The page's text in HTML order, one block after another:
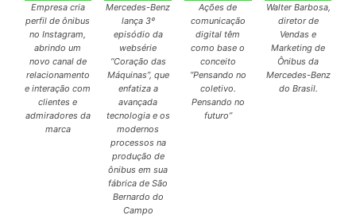
Empresa cria
perfil de ônibus
no Instagram,
abrindo um
novo canal de
relacionamento
e interação com
clientes e
admiradores da
marca
Mercedes-Benz
lança 3º
episódio da
websérie
“Coração das
Máquinas”, que
enfatiza a
avançada
tecnologia e os
modernos
processos na
produção de
ônibus em sua
fábrica de São
Bernardo do
Campo
Ações de
comunicação
digital têm
como base o
conceito
“Pensando no
coletivo.
Pensando no
futuro”
Walter Barbosa,
diretor de
Vendas e
Marketing de
Ônibus da
Mercedes-Benz
do Brasil.